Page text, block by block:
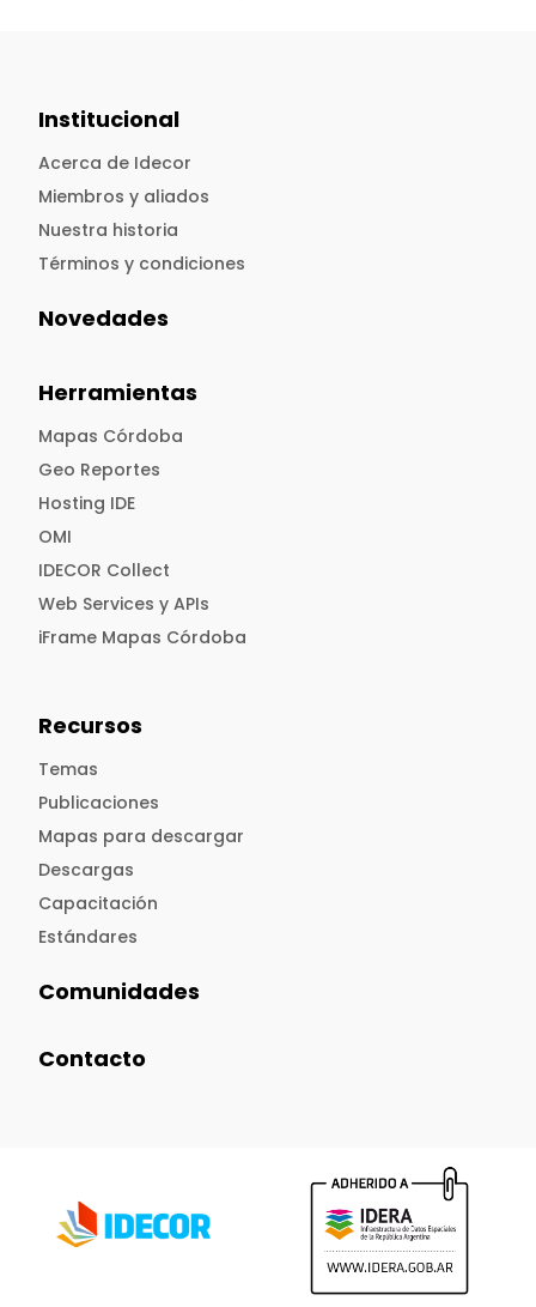
Institucional
Acerca de Idecor
Miembros y aliados
Nuestra historia
Términos y condiciones
Novedades
Herramientas
Mapas Córdoba
Geo Reportes
Hosting IDE
OMI
IDECOR Collect
Web Services y APIs
iFrame Mapas Córdoba
Recursos
Temas
Publicaciones
Mapas para descargar
Descargas
Capacitación
Estándares
Comunidades
Contacto